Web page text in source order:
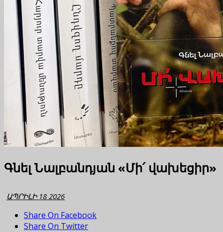
Գնել Նալբանդյան «Մի՛ վախեցիր»
ԱՊՐԻԼԻ 18 2026
Share On Facebook
Share On Twitter